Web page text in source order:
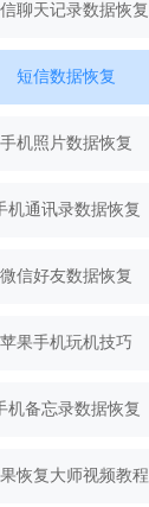
聊天记录数据恢复
短信数据恢复
手机照片数据恢复
机通讯录数据恢复
微信好友数据恢复
苹果手机玩机技巧
机备忘录数据恢复
恢复大师视频教程